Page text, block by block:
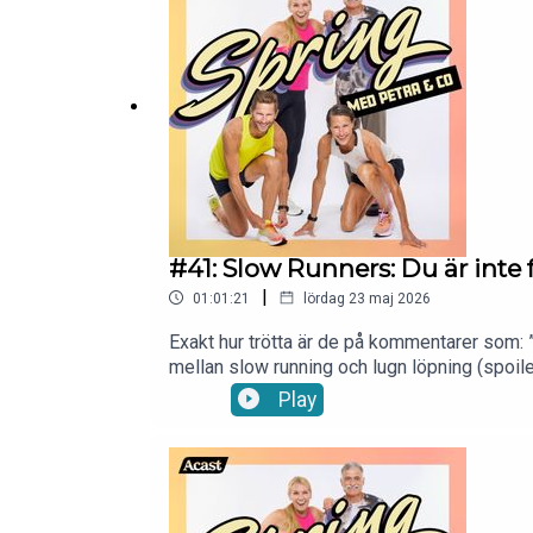
petra.manstrom@gmail.com så snackar vi
#41: Slow Runners: Du är
01:01:21 | lördag 23 maj 2026
Exakt hur trötta är de på kommentarer
mellan slow running och lugn löpning
träffar vi Greta och Piero från Slow
om alla missuppfattningar kring ”lugnt
löpningen börjar: inte i jakten på
underskattade tempo – det där alla
medier:Instagram: https://
Play